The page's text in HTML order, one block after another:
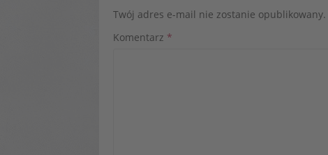
Twój adres e-mail nie zostanie opublikowany.
Komentarz *